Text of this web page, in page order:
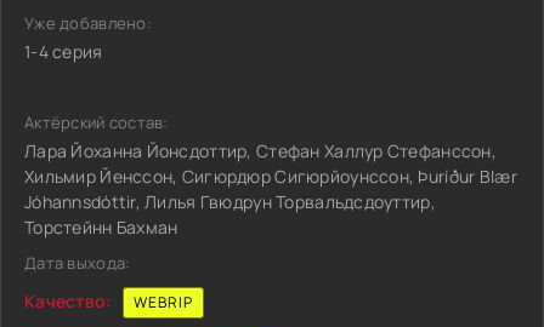
Уже добавлено:
1-4 серия
Актёрский состав:
Лара Йоханна Йонсдоттир, Стефан Халлур Стефанссон,
Хильмир Йенссон, Сигюрдюр Сигюрйоунссон, Þuríður Blær
Jóhannsdóttir, Лилья Гвюдрун Торвальдсдоуттир,
Торстейнн Бахман
Дата выхода:
Качество: WEBRIP